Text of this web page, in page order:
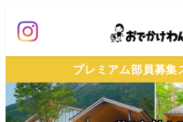
ン
ン
テ
プレミアム部員募集